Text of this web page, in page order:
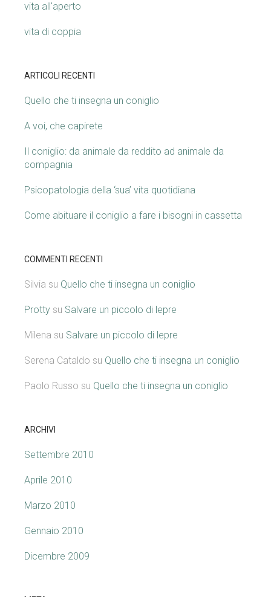
vita all'aperto
vita di coppia
ARTICOLI RECENTI
Quello che ti insegna un coniglio
A voi, che capirete
Il coniglio: da animale da reddito ad animale da
compagnia
Psicopatologia della ‘sua’ vita quotidiana
Come abituare il coniglio a fare i bisogni in cassetta
COMMENTI RECENTI
Silvia su Quello che ti insegna un coniglio
Protty su Salvare un piccolo di lepre
Milena su Salvare un piccolo di lepre
Serena Cataldo su Quello che ti insegna un coniglio
Paolo Russo su Quello che ti insegna un coniglio
ARCHIVI
Settembre 2010
Aprile 2010
Marzo 2010
Gennaio 2010
Dicembre 2009